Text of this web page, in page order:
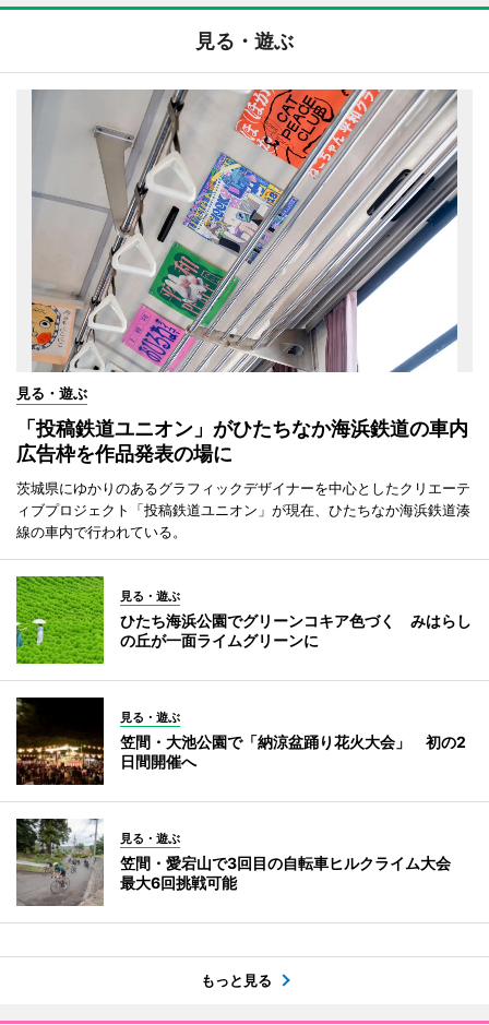
見る・遊ぶ
見る・遊ぶ
「投稿鉄道ユニオン」がひたちなか海浜鉄道の車内
広告枠を作品発表の場に
茨城県にゆかりのあるグラフィックデザイナーを中心としたクリエーテ
ィブプロジェクト「投稿鉄道ユニオン」が現在、ひたちなか海浜鉄道湊
線の車内で行われている。
見る・遊ぶ
ひたち海浜公園でグリーンコキア色づく みはらし
の丘が一面ライムグリーンに
見る・遊ぶ
笠間・大池公園で「納涼盆踊り花火大会」 初の2
日間開催へ
見る・遊ぶ
笠間・愛宕山で3回目の自転車ヒルクライム大会
最大6回挑戦可能
もっと見る